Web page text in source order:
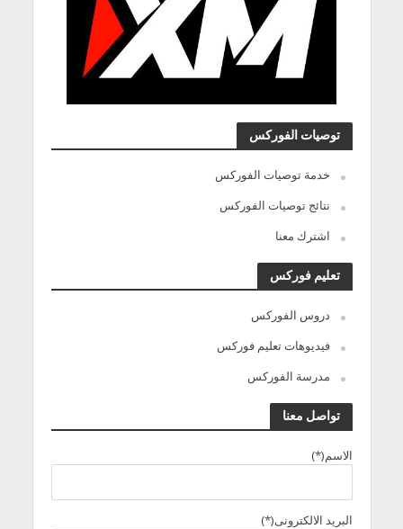
توصيات الفوركس
خدمة توصيات الفوركس
نتائج توصيات الفوركس
اشترك معنا
تعليم فوركس
دروس الفوركس
فيديوهات تعليم فوركس
مدرسة الفوركس
تواصل معنا
الاسم(*)
البريد الالكترونى(*)